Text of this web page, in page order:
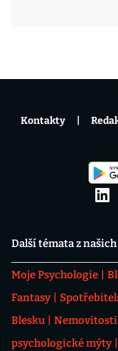
Další témata z
Moje Psychologie
Fantasy
Blesku
Nemovitosti
psychologické mýty
Kontakty